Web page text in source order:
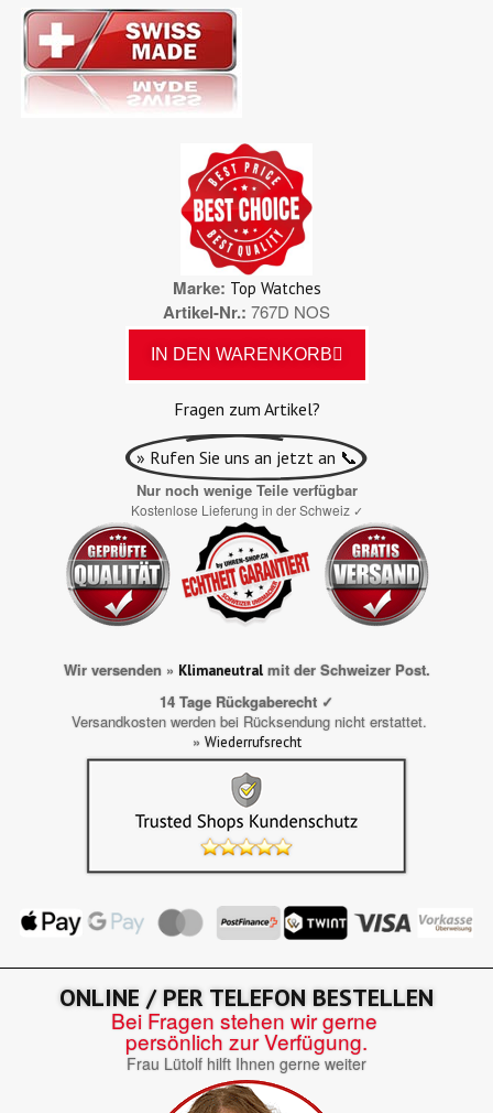
Marke Top Watches
Artikel-Nr. 767D NOS
IN DEN WARENKORB
Fragen zum Artikel?
» Rufen Sie uns an jetzt an 📞
Nur noch wenige Teile verfügbar
Kostenlose Lieferung in der Schweiz ✓
Wir versenden » Klimaneutralmit der Schweizer Post.
14 Tage Rückgaberecht ✓
Versandkosten werden bei Rücksendung nicht erstattet.
» Wiederrufsrecht
ONLINE / PER TELEFON BESTELLEN
Bei Fragen stehen wir gerne
persönlich zur Verfügung.
Frau Lütolf hilft Ihnen gerne weiter